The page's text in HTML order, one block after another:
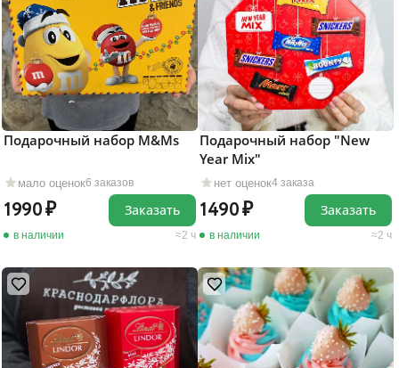
мало оценок6 заказов
Подарочный набор M&Ms
1990
в наличии 2 ч
Заказать
нет оценок4 заказа
Подарочный набор "New
Year Mix"
1490
в наличии 2 ч
Заказать